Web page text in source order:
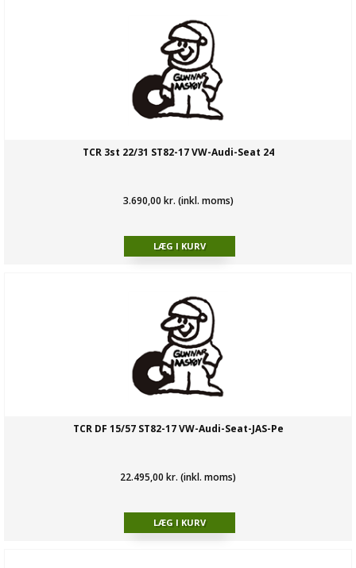
TCR 3st 22/31 ST82-17 VW-Audi-Seat 24
3.690,00 kr. (inkl. moms)
TCR DF 15/57 ST82-17 VW-Audi-Seat-JAS-Pe
22.495,00 kr. (inkl. moms)